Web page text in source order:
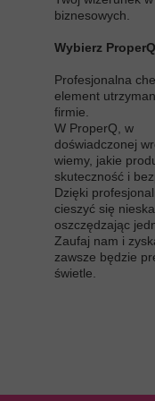
biznesowych.
Wybierz ProperQ
Profesjonalna
element
firmie.
W ProperQ, w
doświadczonej
wiemy, jakie
skuteczność i
Dzięki
cieszyć się
oszczędzając
​​​​​​​Zaufaj nam i
zawsze będzie
świetle.